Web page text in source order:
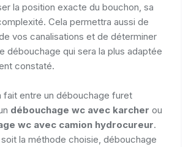
la position exacte du bouchon, sa
Cela permettra aussi de
vos canalisations et de déterminer
débouchage qui sera la plus adaptée
constaté.
fait entre un débouchage furet
débouchage wc avec karcher ou
wc avec camion hydrocureur.
la méthode choisie, débouchage